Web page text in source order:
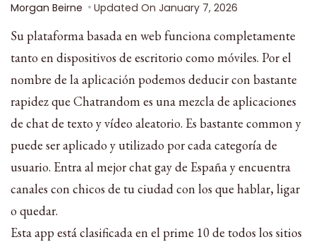
Morgan Beirne Updated On January 7, 2026
Su plataforma basada en web funciona completamente
tanto en dispositivos de escritorio como móviles. Por el
nombre de la aplicación podemos deducir con bastante
rapidez que Chatrandom es una mezcla de aplicaciones
de chat de texto y vídeo aleatorio. Es bastante common y
puede ser aplicado y utilizado por cada categoría de
usuario. Entra al mejor chat gay de España y encuentra
canales con chicos de tu ciudad con los que hablar, ligar
o quedar.
Esta app está clasificada en el prime 10 de todos los sitios